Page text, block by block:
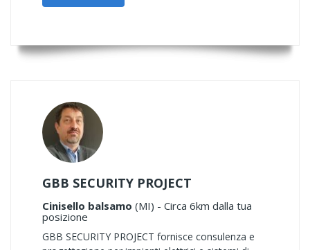
GBB SECURITY PROJECT
Cinisello balsamo (MI) - Circa 6km dalla tua
posizione
GBB SECURITY PROJECT fornisce consulenza e